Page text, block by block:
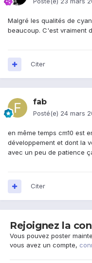
Malgré les qualités de
beaucoup. C'est vraiment
Citer
fab
Posté(e) 24 mars
en même temps cm10 est
développement et dont la
avec un peu de patience
Citer
Rejoignez la
Vous pouvez poster
vous avez un compte,